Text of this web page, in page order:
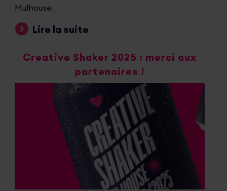
Mulhouse.
Lire la suite
Creative Shaker 2025 : merci aux
partenaires !